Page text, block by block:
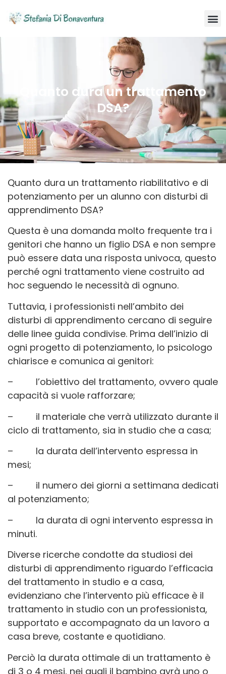
Quanto dura un trattamento
DSA?
Quanto dura un trattamento riabilitativo e di
potenziamento per un alunno con disturbi di
apprendimento DSA?
Questa è una domanda molto frequente tra i
genitori che hanno un figlio DSA e non sempre
può essere data una risposta univoca, questo
perché ogni trattamento viene costruito ad
hoc seguendo le necessità di ognuno.
Tuttavia, i professionisti nell’ambito dei
disturbi di apprendimento cercano di seguire
delle linee guida condivise. Prima dell’inizio di
ogni progetto di potenziamento, lo psicologo
chiarisce e comunica ai genitori:
– l’obiettivo del trattamento, ovvero quale
capacità si vuole rafforzare;
– il materiale che verrà utilizzato durante il
ciclo di trattamento, sia in studio che a casa;
– la durata dell’intervento espressa in
mesi;
– il numero dei giorni a settimana dedicati
al potenziamento;
– la durata di ogni intervento espressa in
minuti.
Diverse ricerche condotte da studiosi dei
disturbi di apprendimento riguardo l’efficacia
del trattamento in studio e a casa,
evidenziano che l’intervento più efficace è il
trattamento in studio con un professionista,
supportato e accompagnato da un lavoro a
casa breve, costante e quotidiano.
Perciò la durata ottimale di un trattamento è
di 3 o 4 mesi, nei quali il bambino avrà uno o